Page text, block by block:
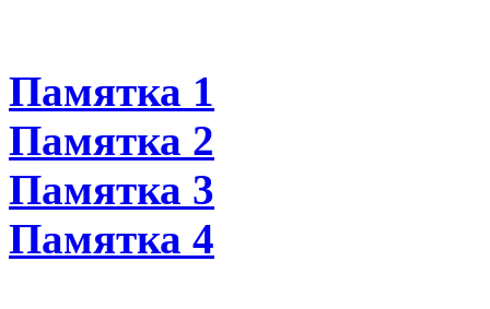
Памятка 1
Памятка 2
Памятка 3
Памятка 4